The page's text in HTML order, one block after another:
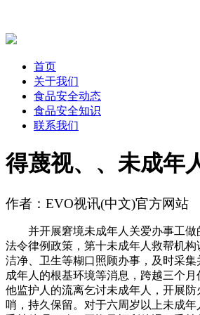
首页
关于我们
食品安全动态
食品安全知识
联系我们
得蔑视、、未成年
作者：EVO视讯(中文)官方网站
并开展窘境未成年人关爱办事工做
法令律例政策，第十未成年人救帮机构
洁净、卫生等糊口照顾办事，及时采
成年人的根基环境等消息，跨越三个
他监护人的流离乞讨未成年人，开展
哨，持久保留。对于六周岁以上未成